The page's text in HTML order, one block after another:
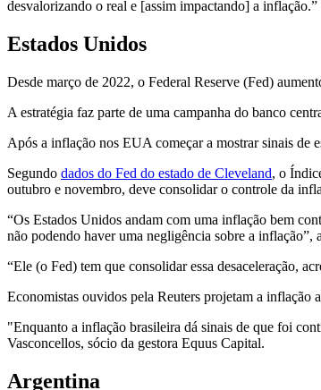
desvalorizando o real e [assim impactando] a inflação.”
Estados Unidos
Desde março de 2022, o Federal Reserve (Fed)
A estratégia faz parte de uma campanha do banco
Após a inflação nos EUA começar a mostrar sinais de
Segundo dados do Fed do estado de Cleveland, o
outubro e novembro, deve consolidar o controle da
“Os Estados Unidos andam com uma inflação bem
não podendo haver uma negligência sobre a inflação”,
“Ele (o Fed) tem que consolidar essa desaceleração,
Economistas ouvidos pela Reuters projetam a inflação
"Enquanto a inflação brasileira dá sinais de que foi
Vasconcellos, sócio da gestora Equus Capital.
Argentina